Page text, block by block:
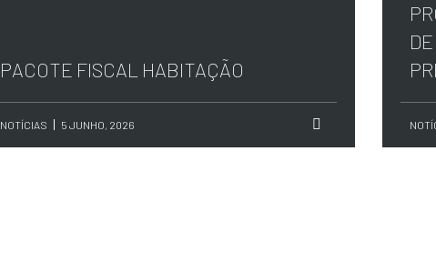
PACOTE FISCAL HABITAÇÃO
NOTÍCIAS 5 JUNHO, 2026